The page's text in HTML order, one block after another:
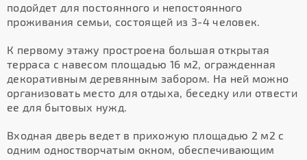
подойдет для постоянного и непостоянного
проживания семьи, состоящей из 3-4 человек.
К первому этажу простроена большая открытая
терраса с навесом площадью 16 м2, огражденная
декоративным деревянным забором. На ней можно
организовать место для отдыха, беседку или отвести
ее для бытовых нужд.
Входная дверь ведет в прихожую площадью 2 м2 с
одним одностворчатым окном, обеспечивающим